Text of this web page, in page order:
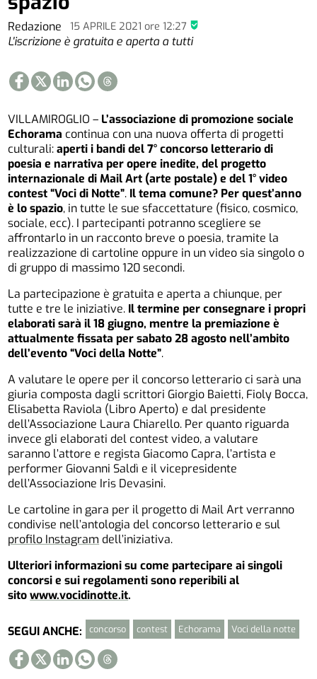
Redazione 15 APRILE 2021ore 12:27
L'iscrizione è gratuita e aperta a tutti
VILLAMIROGLIO – L’associazione di promozione sociale
Echorama continua con una nuova offerta di progetti
culturali:aperti i bandi del 7° concorso letterario di
poesia e narrativa per opere inedite, del progetto
internazionale di Mail Art (arte postale) e del 1° video
contest “Voci di Notte”. Il tema comune? Per quest’anno
è lo spazio, in tutte le sue sfaccettature (fisico, cosmico,
sociale, ecc). I partecipanti potranno scegliere se
affrontarlo in un racconto breve o poesia, tramite la
realizzazione di cartoline oppure in un video sia singolo o
di gruppo di massimo 120 secondi.
La partecipazione è gratuita e aperta a chiunque, per
tutte e tre le iniziative. Il termine per consegnare i propri
elaborati sarà il 18 giugno, mentre la premiazione è
attualmente fissata per sabato 28 agosto nell’ambito
dell’evento “Voci della Notte”.
A valutare le opere per il concorso letterario ci sarà una
giuria composta dagli scrittori Giorgio Baietti, Fioly Bocca,
Elisabetta Raviola (Libro Aperto) e dal presidente
dell’Associazione Laura Chiarello. Per quanto riguarda
invece gli elaborati del contest video, a valutare
saranno l’attore e regista Giacomo Capra, l’artista e
performer Giovanni Saldì e il vicepresidente
dell’Associazione Iris Devasini.
Le cartoline in gara per il progetto di Mail Art verranno
condivise nell’antologia del concorso letterario e sul
profilo Instagram dell’iniziativa.
Ulteriori informazioni su come partecipare ai singoli
concorsi e sui regolamenti sono reperibili al
sitowww.vocidinotte.it.
SEGUI ANCHE: concorso contest Echorama Voci della notte